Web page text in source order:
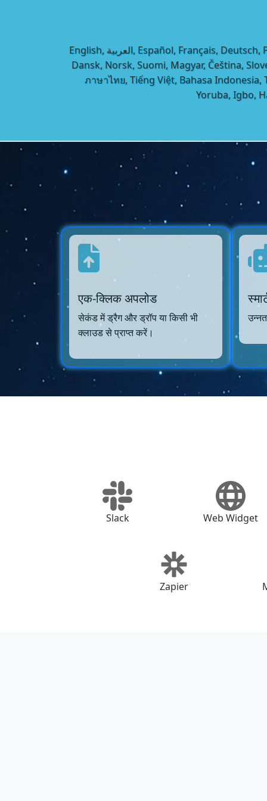
English, العربية, Español, Français, Deutsch, Português, Italiano, Русский, हिन्दी, বাংলা, اردو, فارسی, Türkçe, Ελληνικά, עברית, Polski, Nederlands, Svenska,
Dansk, Norsk, Suomi, Magyar, Čeština,
ภาษาไทย, Tiếng Việt, Bahasa Indonesia,
Yoruba, Igbo,
एक-क्लिक अपलोड
सेकंड में ड्रैग और ड्रॉप या किसी भी
क्लाउड से प्राप्त करें।
Slack Web Widget
Zapier